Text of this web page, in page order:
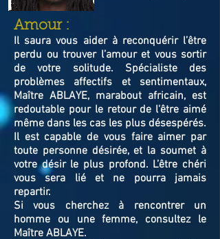
​Amour :
Il saura vous aider à reconquérir l’être
perdu ou trouver l’amour et vous sortir
de votre solitude. Spécialiste des
problèmes affectifs et sentimentaux,
Maître ABLAYE, marabout africain, est
redoutable pour le retour de l'être aimé
même dans les cas les plus désespérés.
Il est capable de vous faire aimer par
toute personne désirée, et la soumet à
votre désir le plus profond. L’être chéri
vous sera lié et ne pourra jamais
repartir.
Si vous cherchez à rencontrer un
homme ou une femme, consultez le
Maître ABLAYE.